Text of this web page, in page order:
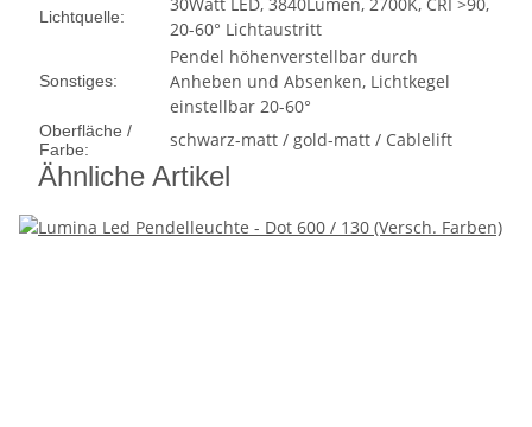
Lichtquelle:
20-60° Lichtaustritt
Sonstiges:
Pendel höhenverstellbar durch
Anheben und Absenken, Lichtkegel
einstellbar 20-60°
Oberfläche /
Farbe:
schwarz-matt / gold-matt / Cablelift
Ähnliche Artikel